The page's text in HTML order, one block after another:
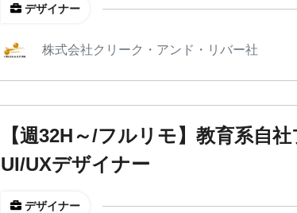
デザイナー
株式会社クリーク・アンド・リバー社
【週32H～/フルリモ】教育系自
UI/UXデザイナー
デザイナー